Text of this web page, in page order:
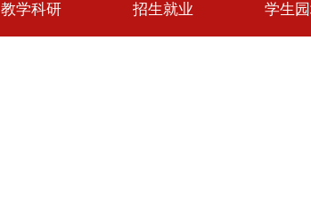
教学科研 招生就业 学生